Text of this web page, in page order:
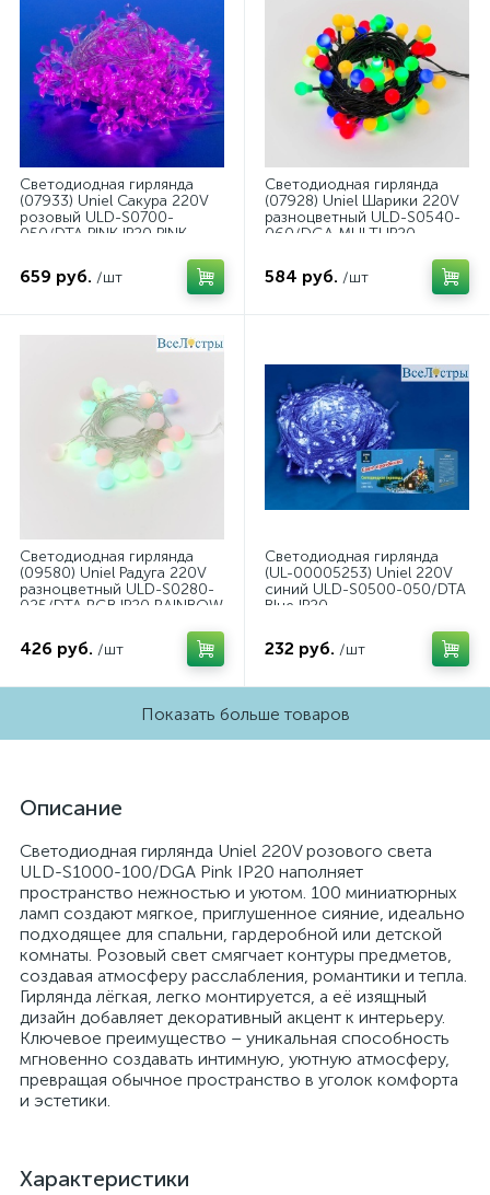
Светодиодная гирлянда
(07933) Uniel Сакура 220V
розовый ULD-S0700-
050/DTA PINK IP20 PINK
659 руб. /шт
Светодиодная гирлянда
(07928) Uniel Шарики 220V
разноцветный ULD-S0540-
060/DGA MULTI IP20
584 руб. /шт
Светодиодная гирлянда
(09580) Uniel Радуга 220V
разноцветный ULD-S0280-
025/DTA RGB IP20 RAINBOW
426 руб. /шт
Светодиодная гирлянда
(UL-00005253) Uniel 220V
синий ULD-S0500-050/DTA
Blue IP20
232 руб. /шт
Показать больше товаров
Описание
Светодиодная гирлянда Uniel 220V розового света
ULD-S1000-100/DGA Pink IP20 наполняет
пространство нежностью и уютом. 100 миниатюрных
ламп создают мягкое, приглушенное сияние, идеально
подходящее для спальни, гардеробной или детской
комнаты. Розовый свет смягчает контуры предметов,
создавая атмосферу расслабления, романтики и тепла.
Гирлянда лёгкая, легко монтируется, а её изящный
дизайн добавляет декоративный акцент к интерьеру.
Ключевое преимущество – уникальная способность
мгновенно создавать интимную, уютную атмосферу,
превращая обычное пространство в уголок комфорта
и эстетики.
Характеристики